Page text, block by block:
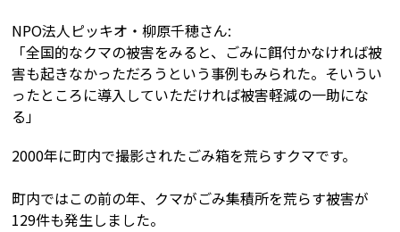
NPO法人ピッキオ・柳原千穂さん:
「全国的なクマの被害をみると、ごみに餌付かなければ被
害も起きなかっただろうという事例もみられた。そいうい
ったところに導入していただければ被害軽減の一助にな
る」
2000年に町内で撮影されたごみ箱を荒らすクマです。
町内ではこの前の年、クマがごみ集積所を荒らす被害が
129件も発生しました。